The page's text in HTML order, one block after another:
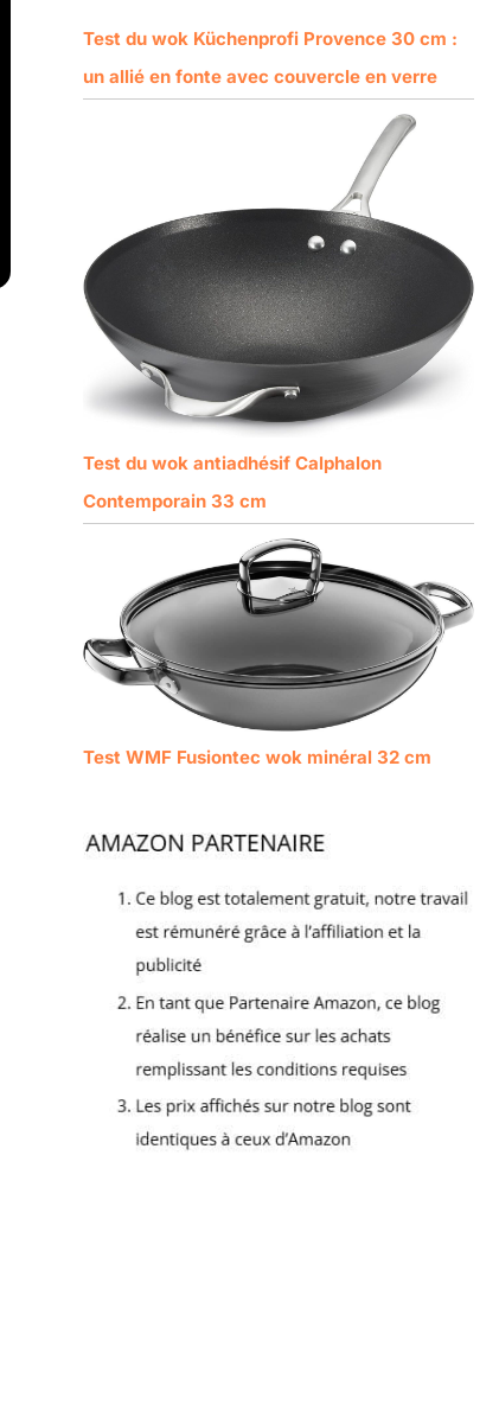
Test du wok Küchenprofi Provence 30 cm :
un allié en fonte avec couvercle en verre
Test du wok antiadhésif Calphalon
Contemporain 33 cm
Test WMF Fusiontec wok minéral 32 cm